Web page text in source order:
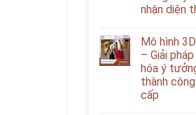
nhận diện
Mô hình
– Giải
hóa ý
thành
cấp